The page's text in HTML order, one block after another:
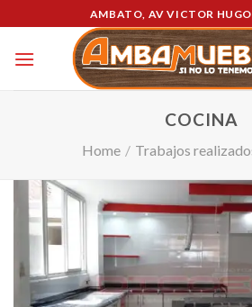
to
content
AMBATO, AV VICTOR HUGO
COCINA
Home / Trabajos